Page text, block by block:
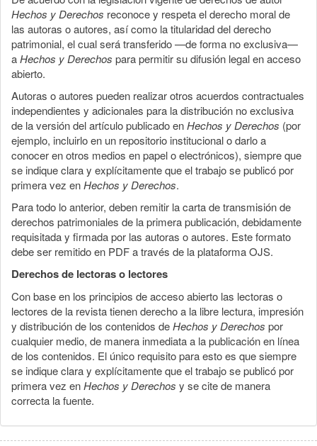
Hechos y Derechos reconoce y respeta el derecho moral de
las autoras o autores, así como la titularidad del derecho
patrimonial, el cual será transferido —de forma no exclusiva—
aHechos y Derechos para permitir su difusión legal en acceso
abierto.
Autoras o autores pueden realizar otros acuerdos contractuales
independientes y adicionales para la distribución no exclusiva
de la versión del artículo publicado enHechos y Derechos (por
ejemplo, incluirlo en un repositorio institucional o darlo a
conocer en otros medios en papel o electrónicos), siempre que
se indique clara y explícitamente que el trabajo se publicó por
primera vez enHechos y Derechos.
Para todo lo anterior, deben remitir la carta de transmisión de
derechos patrimoniales de la primera publicación, debidamente
requisitada y firmada por las autoras o autores. Este formato
debe ser remitido en PDF a través de la plataforma OJS.
Derechos de lectoras o lectores
Con base en los principios de acceso abierto las lectoras o
lectores de la revista tienen derecho a la libre lectura, impresión
y distribución de los contenidos deHechos y Derechos por
cualquier medio, de manera inmediata a la publicación en línea
de los contenidos. El único requisito para esto es que siempre
se indique clara y explícitamente que el trabajo se publicó por
primera vez enHechos y Derechos y se cite de manera
correcta la fuente.